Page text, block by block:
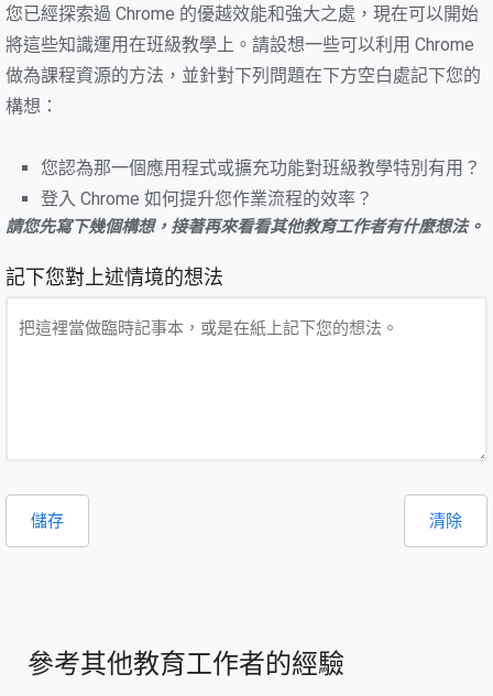
您已經探索過 Chrome 的優越效能和強大之處，現在可以開始
將這些知識運用在班級教學上。請設想一些可以利用 Chrome
做為課程資源的方法，並針對下列問題在下方空白處記下您的
構想：
您認為那一個應用程式或擴充功能對班級教學特別有用？
登入 Chrome 如何提升您作業流程的效率？
請您先寫下幾個構想，接著再來看看其他教育工作者有什麼想法。
記下您對上述情境的想法
儲存 清除
參考其他教育工作者的經驗